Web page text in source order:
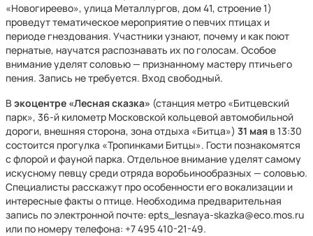
«Новогиреево», улица Металлургов, дом 41, строение 1)
проведут тематическое мероприятие о певчих птицах и
периоде гнездования. Участники узнают, почему и как поют
пернатые, научатся распознавать их по голосам. Особое
внимание уделят соловью — признанному мастеру птичьего
пения. Запись не требуется. Вход свободный.
Вэкоцентре «Лесная сказка» (станция метро «Битцевский
парк», 36-й километр Московской кольцевой автомобильной
дороги, внешняя сторона, зона отдыха «Битца») 31 мая в 13:30
состоится прогулка «Тропинками Битцы». Гости познакомятся
с флорой и фауной парка. Отдельное внимание уделят самому
искусному певцу среди отряда воробьинообразных — соловью.
Специалисты расскажут про особенности его вокализации и
интересные факты о птице. Необходима предварительная
запись по электронной почте: epts_lesnaya-skazka@eco.mos.ru
или по номеру телефона: +7 495 410-21-49.